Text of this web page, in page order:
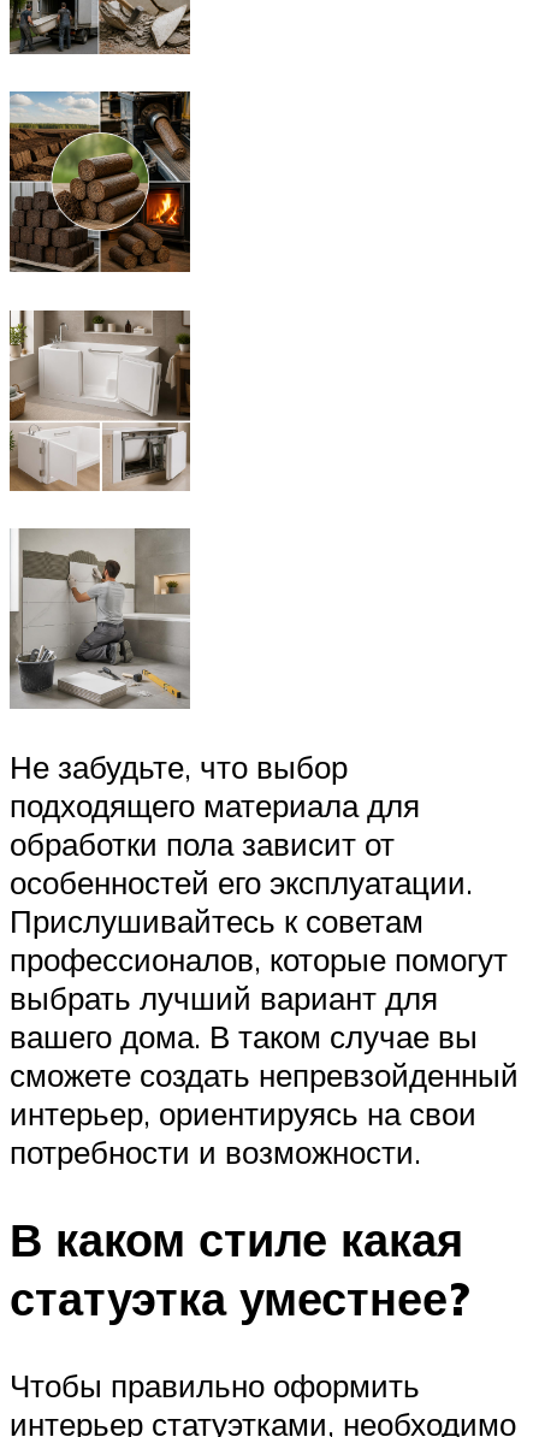
Не забудьте, что выбор
подходящего материала для
обработки пола зависит от
особенностей его эксплуатации.
Прислушивайтесь к советам
профессионалов, которые помогут
выбрать лучший вариант для
вашего дома. В таком случае вы
сможете создать непревзойденный
интерьер, ориентируясь на свои
потребности и возможности.
В каком стиле какая
статуэтка уместнее?
Чтобы правильно оформить
интерьер статуэтками, необходимо